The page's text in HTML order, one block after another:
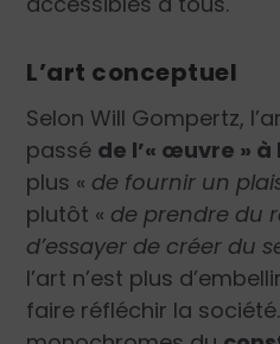
L’art conceptuel
Selon Will Gompertz,
passé de l’« œuvre » à
plus « de fournir un
plutôt « de prendre du
d’essayer de créer du
l’art n’est plus
faire réfléchir la société.